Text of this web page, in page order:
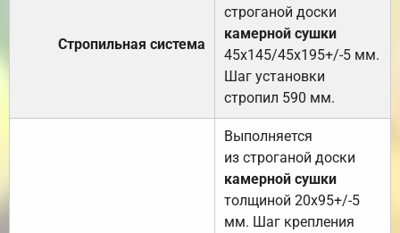
Стропильная система
строганой доски
камерной сушки
45х145/45х195+/-5 мм.
Шаг установки
стропил 590 мм.
Выполняется
из строганой доски
камерной сушки
толщиной 20х95+/-5
мм. Шаг крепления